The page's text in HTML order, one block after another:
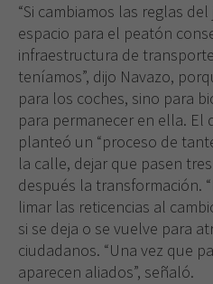
“Si cambiamos las reglas
espacio para el peatón
infraestructura de
teníamos”, dijo Navazo,
para los coches, sino para
para permanecer en ella.
planteó un “proceso de
la calle, dejar que pasen
después la transformación.
limar las reticencias al
si se deja o se vuelve para
ciudadanos. “Una vez que
aparecen aliados”, señaló.